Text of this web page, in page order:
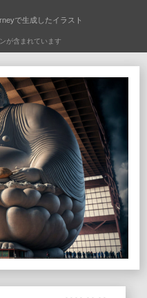
で生成したイラスト